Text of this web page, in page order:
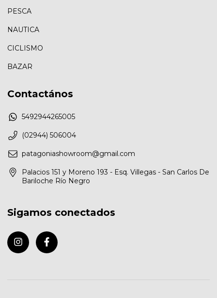
PESCA
NAUTICA
CICLISMO
BAZAR
Contactános
5492944265005
(02944) 506004
patagoniashowroom@gmail.com
Palacios 151 y Moreno 193 - Esq. Villegas - San Carlos De
Bariloche Río Negro
Sigamos conectados